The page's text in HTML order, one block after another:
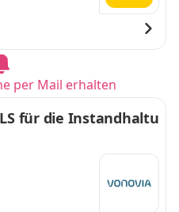
per Mail erhalten
für die Instandhaltu